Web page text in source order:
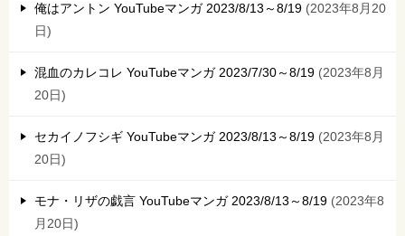
俺はアントン YouTubeマンガ 2023/8/13～8/19 2023年8月20
日
混血のカレコレ YouTubeマンガ 2023/7/30～8/19 2023年8月
20日
セカイノフシギ YouTubeマンガ 2023/8/13～8/19 2023年8月
20日
モナ・リザの戯言 YouTubeマンガ 2023/8/13～8/19 2023年8
月20日